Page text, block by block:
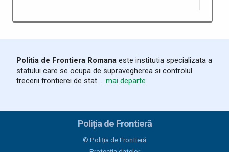
Autoturism căutat de autorități,
26 iulie 2026
Un polițist de frontieră de la Punctul
24 iulie 2026
Rezultatele Poliției de Frontieră
Române în primul semestru al anului
Politia de Frontiera Romana este institutia specializata a
statului care se ocupa de supravegherea si controlul
trecerii frontierei de stat ... mai departe
Poliția de Frontieră
© Poliția de Frontieră